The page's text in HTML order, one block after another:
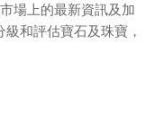
場上的最新資訊及加
和評估寶石及珠寶，